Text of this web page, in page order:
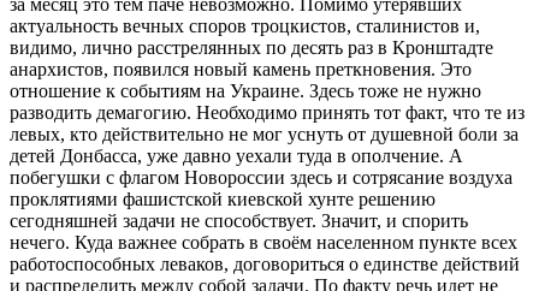
актуальность вечных споров троцкистов, сталинистов и,
видимо, лично расстрелянных по десять раз в Кронштадте
анархистов, появился новый камень преткновения. Это
отношение к событиям на Украине. Здесь тоже не нужно
разводить демагогию. Необходимо принять тот факт, что те из
левых, кто действительно не мог уснуть от душевной боли за
детей Донбасса, уже давно уехали туда в ополчение. А
побегушки с флагом Новороссии здесь и сотрясание воздуха
проклятиями фашистской киевской хунте решению
сегодняшней задачи не способствует. Значит, и спорить
нечего. Куда важнее собрать в своём населенном пункте всех
работоспособных леваков, договориться о единстве действий
и распределить между собой задачи. По факту речь идет не